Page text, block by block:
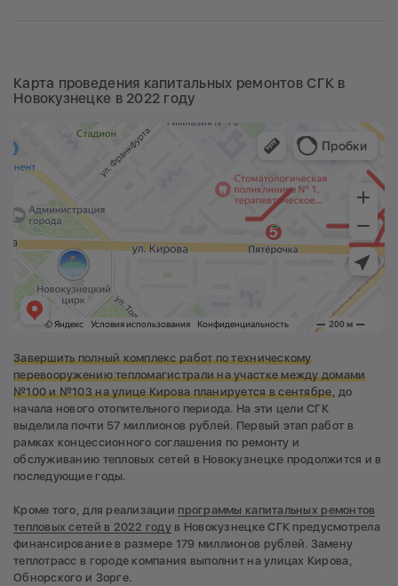
Карта проведения капитальных ремонтов СГК в
Новокузнецке в 2022 году
Завершить полный комплекс работ по техническому
перевооружению тепломагистрали на участке между домами
№100 и №103 на улице Кирова планируется в сентябре, до
начала нового отопительного периода. На эти цели СГК
выделила почти 57 миллионов рублей. Первый этап работ в
рамках концессионного соглашения по ремонту и
обслуживанию тепловых сетей в Новокузнецке продолжится и в
последующие годы.
Кроме того, для реализации программы капитальных ремонтов
тепловых сетей в 2022 году в Новокузнецке СГК предусмотрела
финансирование в размере 179 миллионов рублей. Замену
теплотрасс в городе компания выполнит на улицах Кирова,
Обнорского и Зорге.